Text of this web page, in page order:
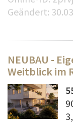
Geändert:
NEUBAU -
Weitblick im